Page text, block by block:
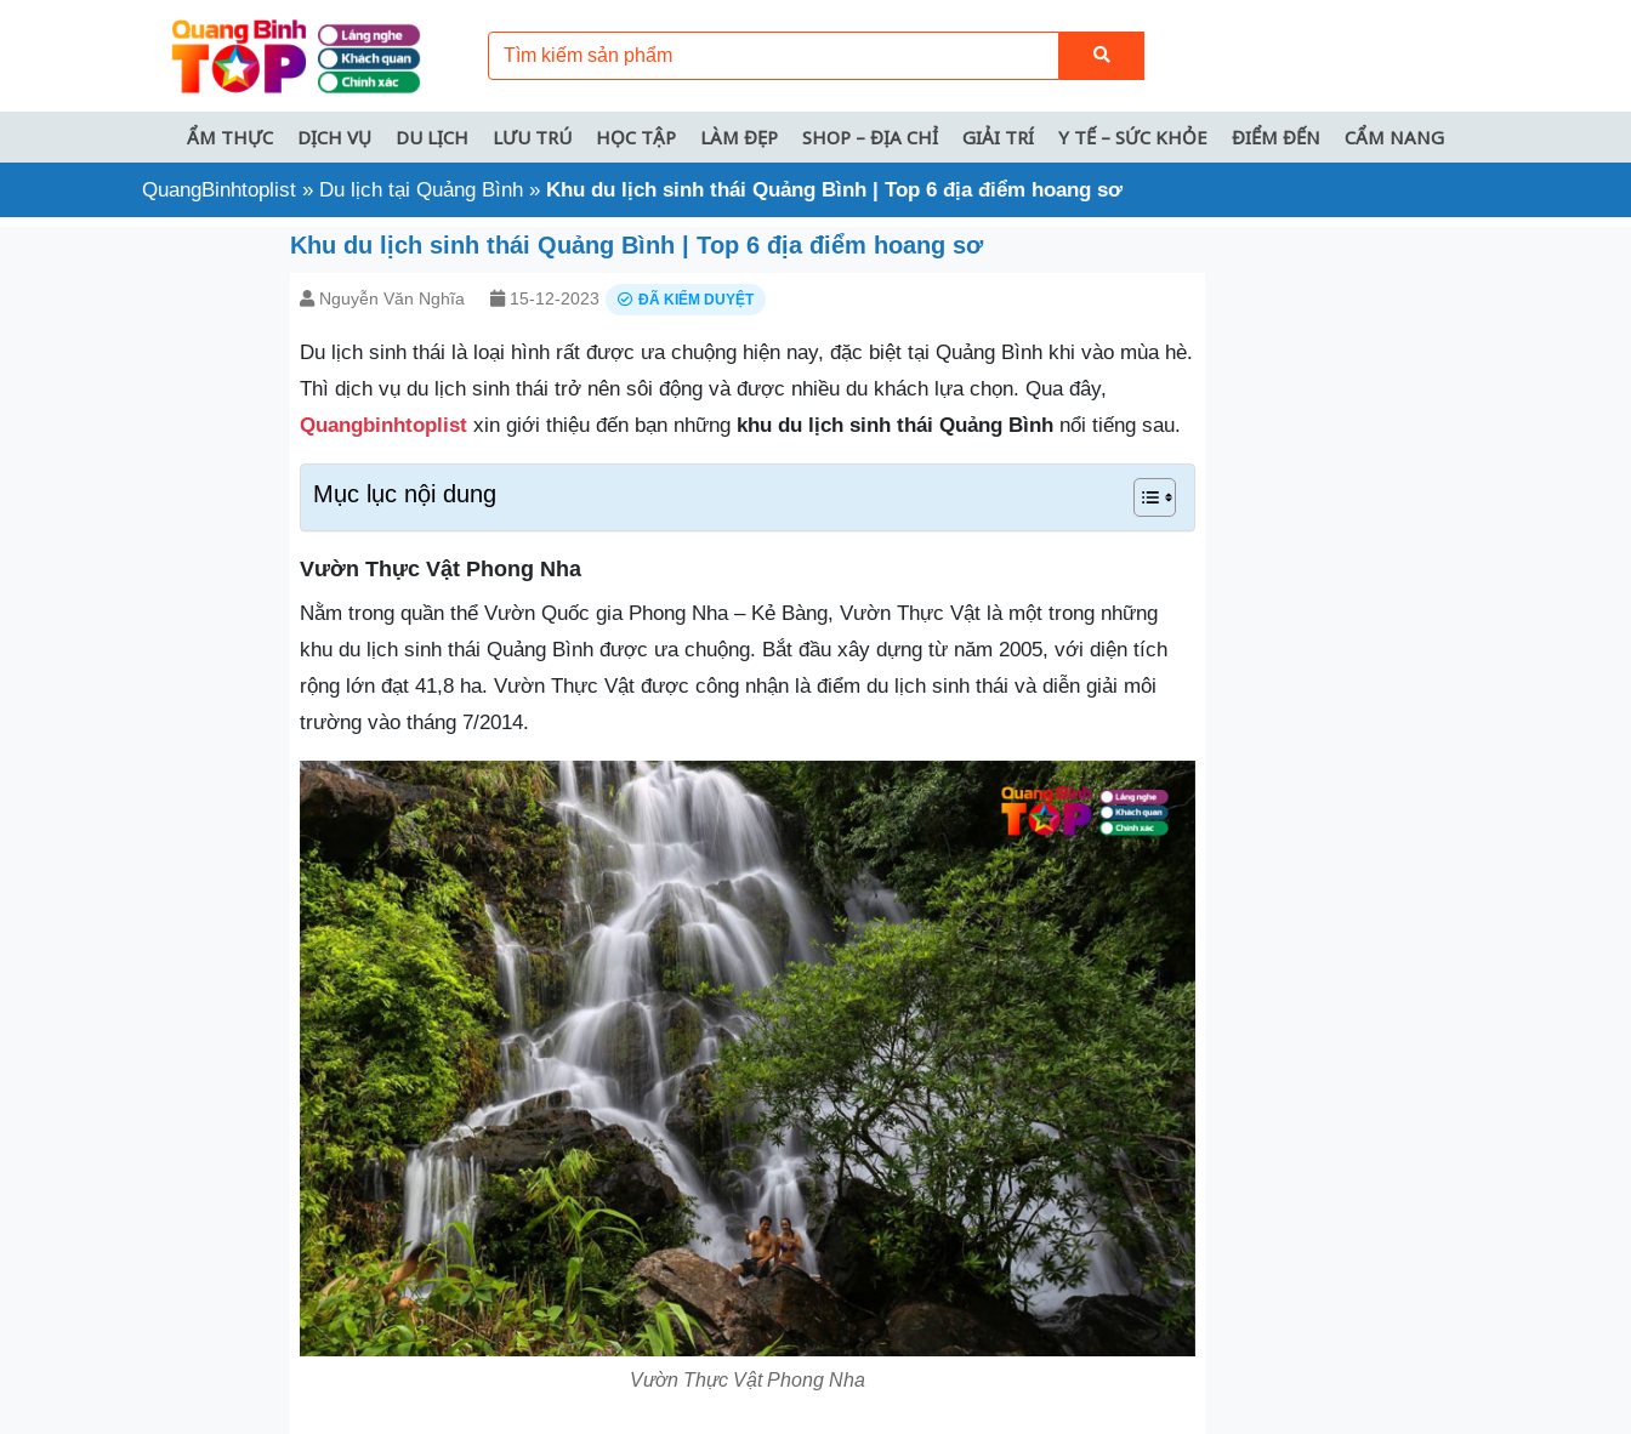
ẨM THỰC DỊCH VỤ DU LỊCH LƯU TRÚ HỌC TẬP LÀM ĐẸP SHOP – ĐỊA CHỈ GIẢI TRÍ Y TẾ – SỨC KHỎE ĐIỂM ĐẾN CẨM NANG
QuangBinhtoplist » Du lịch tại Quảng Bình » Khu du lịch sinh thái Quảng Bình | Top 6 địa điểm hoang sơ
Khu du lịch sinh thái Quảng Bình | Top 6 địa điểm hoang sơ
Nguyễn Văn Nghĩa 15-12-2023 ĐÃ KIỂM DUYỆT
Du lịch sinh thái là loại hình rất được ưa chuộng hiện nay, đặc biệt tại Quảng Bình khi vào mùa hè.
Thì dịch vụ du lịch sinh thái trở nên sôi động và được nhiều du khách lựa chọn. Qua đây,
Quangbinhtoplist xin giới thiệu đến bạn những khu du lịch sinh thái Quảng Bình nổi tiếng sau.
Mục lục nội dung
Vườn Thực Vật Phong Nha
Nằm trong quần thể Vườn Quốc gia Phong Nha – Kẻ Bàng, Vườn Thực Vật là một trong những
khu du lịch sinh thái Quảng Bình được ưa chuộng. Bắt đầu xây dựng từ năm 2005, với diện tích
rộng lớn đạt 41,8 ha. Vườn Thực Vật được công nhận là điểm du lịch sinh thái và diễn giải môi
trường vào tháng 7/2014.
Vườn Thực Vật Phong Nha